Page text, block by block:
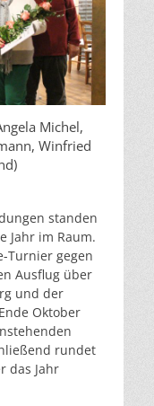
Michel,
Winfried
standen
Jahr im Raum.
Turnier gegen
Ausflug über
und der
Oktober
rundet
das Jahr